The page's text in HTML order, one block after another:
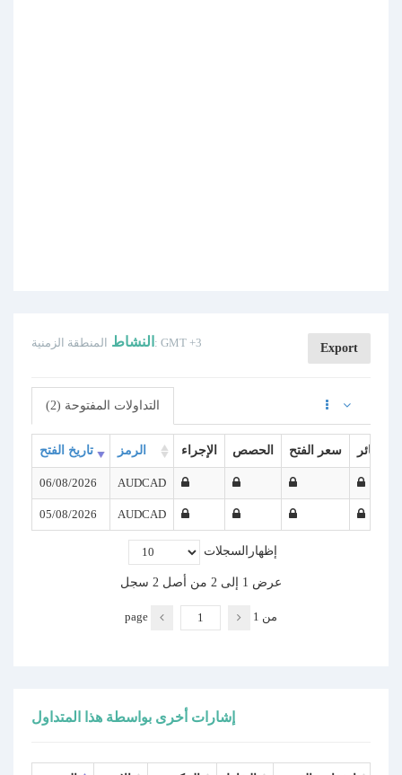
النشاط المنطقة الزمنية: GMT +3 Export
التداولات المفتوحة (2)
تاريخ الفتح الرمز الإجراء الحصص سعر الفتح
06/08/2026 AUDCAD
05/08/2026 AUDCAD
إظهار‪ السجلات
عرض 1 إلى 2 من أصل 2 سجل
page من 1
إشارات أخرى بواسطة هذا المتداول